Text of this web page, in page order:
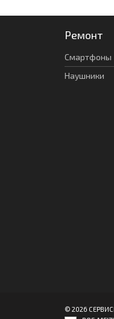
Ремонт
Смартфоны
Наушники
© 2026